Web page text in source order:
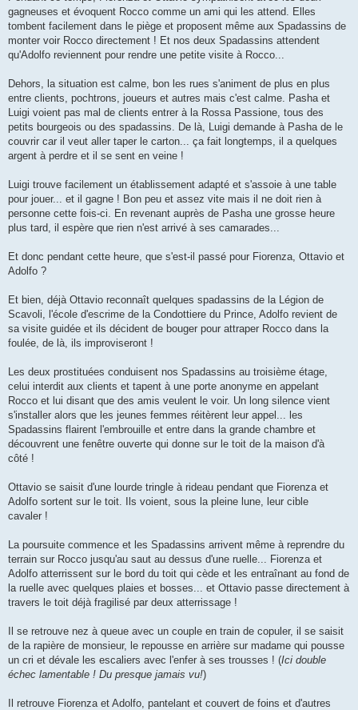
gagneuses et évoquent Rocco comme un ami qui les attend. Elles
tombent facilement dans le piège et proposent même aux Spadassins de
monter voir Rocco directement ! Et nos deux Spadassins attendent
qu'Adolfo reviennent pour rendre une petite visite à Rocco...
Dehors, la situation est calme, bon les rues s'animent de plus en plus
entre clients, pochtrons, joueurs et autres mais c'est calme. Pasha et
Luigi voient pas mal de clients entrer à la Rossa Passione, tous des
petits bourgeois ou des spadassins. De là, Luigi demande à Pasha de le
couvrir car il veut aller taper le carton... ça fait longtemps, il a quelques
argent à perdre et il se sent en veine !
Luigi trouve facilement un établissement adapté et s'assoie à une table
pour jouer... et il gagne ! Bon peu et assez vite mais il ne doit rien à
personne cette fois-ci. En revenant auprès de Pasha une grosse heure
plus tard, il espère que rien n'est arrivé à ses camarades...
Et donc pendant cette heure, que s'est-il passé pour Fiorenza, Ottavio et
Adolfo ?
Et bien, déjà Ottavio reconnaît quelques spadassins de la Légion de
Scavoli, l'école d'escrime de la Condottiere du Prince, Adolfo revient de
sa visite guidée et ils décident de bouger pour attraper Rocco dans la
foulée, de là, ils improviseront !
Les deux prostituées conduisent nos Spadassins au troisième étage,
celui interdit aux clients et tapent à une porte anonyme en appelant
Rocco et lui disant que des amis veulent le voir. Un long silence vient
s'installer alors que les jeunes femmes réitèrent leur appel... les
Spadassins flairent l'embrouille et entre dans la grande chambre et
découvrent une fenêtre ouverte qui donne sur le toit de la maison d'à
côté !
Ottavio se saisit d'une lourde tringle à rideau pendant que Fiorenza et
Adolfo sortent sur le toit. Ils voient, sous la pleine lune, leur cible
cavaler !
La poursuite commence et les Spadassins arrivent même à reprendre du
terrain sur Rocco jusqu'au saut au dessus d'une ruelle... Fiorenza et
Adolfo atterrissent sur le bord du toit qui cède et les entraînant au fond de
la ruelle avec quelques plaies et bosses... et Ottavio passe directement à
travers le toit déjà fragilisé par deux atterrissage !
Il se retrouve nez à queue avec un couple en train de copuler, il se saisit
de la rapière de monsieur, le repousse en arrière sur madame qui pousse
un cri et dévale les escaliers avec l'enfer à ses trousses ! (Ici double
échec lamentable ! Du presque jamais vu!)
Il retrouve Fiorenza et Adolfo, pantelant et couvert de foins et d'autres